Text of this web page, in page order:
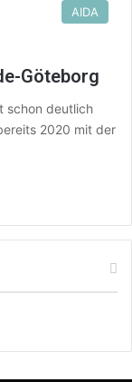
AIDA
Göteborg
schon deutlich
2020 mit der